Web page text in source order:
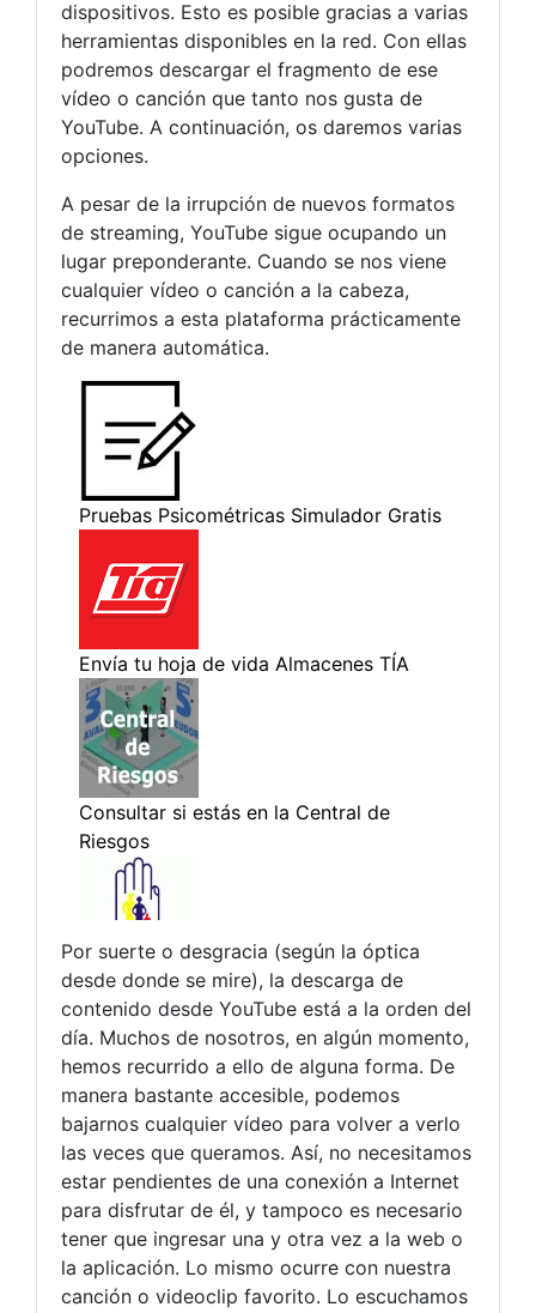
dispositivos. Esto es posible gracias a varias
herramientas disponibles en la red. Con ellas
podremos descargar el fragmento de ese
vídeo o canción que tanto nos gusta de
YouTube. A continuación, os daremos varias
opciones.
A pesar de la irrupción de nuevos formatos
de streaming, YouTube sigue ocupando un
lugar preponderante. Cuando se nos viene
cualquier vídeo o canción a la cabeza,
recurrimos a esta plataforma prácticamente
de manera automática.
Por suerte o desgracia (según la óptica
desde donde se mire), la descarga de
contenido desde YouTube está a la orden del
día. Muchos de nosotros, en algún momento,
hemos recurrido a ello de alguna forma. De
manera bastante accesible, podemos
bajarnos cualquier vídeo para volver a verlo
las veces que queramos. Así, no necesitamos
estar pendientes de una conexión a Internet
para disfrutar de él, y tampoco es necesario
tener que ingresar una y otra vez a la web o
la aplicación. Lo mismo ocurre con nuestra
canción o videoclip favorito. Lo escuchamos